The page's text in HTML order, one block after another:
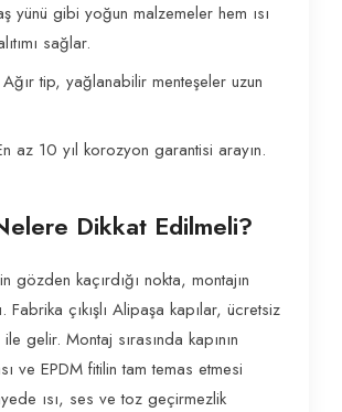
yünü gibi yoğun malzemeler hem ısı
sağlar.
Ağır tip, yağlanabilir menteşeler uzun
az 10 yıl korozyon garantisi arayın.
Dikkat Edilmeli?
gözden kaçırdığı nokta, montajın
Fabrika çıkışlı Alipaşa kapılar, ücretsiz
gelir. Montaj sırasında kapının
ve EPDM fitilin tam temas etmesi
ısı, ses ve toz geçirmezlik